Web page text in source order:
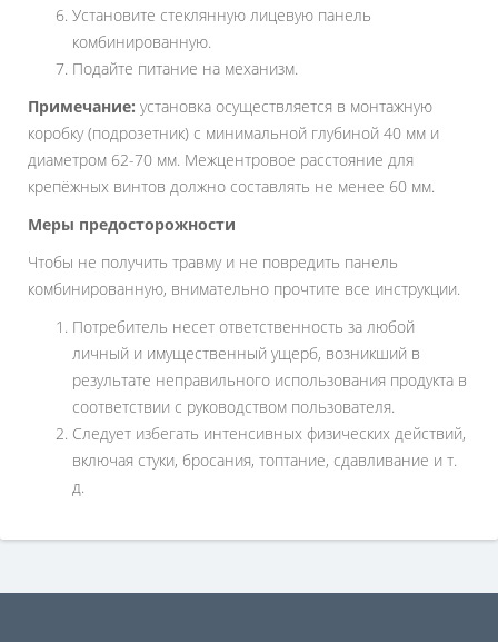
Установите стеклянную лицевую панель
комбинированную.
Подайте питание на механизм.
Примечание: установка осуществляется в монтажную
коробку (подрозетник) с минимальной глубиной 40 мм и
диаметром 62-70 мм. Межцентровое расстояние для
крепёжных винтов должно составлять не менее 60 мм.
Меры предосторожности
Чтобы не получить травму и не повредить панель
комбинированную, внимательно прочтите все инструкции.
Потребитель несет ответственность за любой
личный и имущественный ущерб, возникший в
результате неправильного использования продукта в
соответствии с руководством пользователя.
Следует избегать интенсивных физических действий,
включая стуки, бросания, топтание, сдавливание и т.
д.